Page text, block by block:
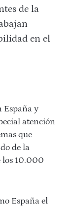
de la
en el
España y
atención
que
de la
los 10.000
España el